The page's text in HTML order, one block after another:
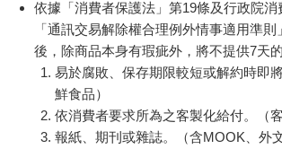
依據「消費者保護法」第19條及行政院消
「通訊交易解除權合理例外情事適用準
後，除商品本身有瑕疵外，將不提供7天
易於腐敗、保存期限較短或解約時即
鮮食品）
依消費者要求所為之客製化給付。（客
報紙、期刊或雜誌。（含MOOK、外文